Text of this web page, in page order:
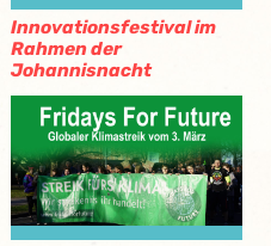
Innovationsfestival im
Rahmen der
Johannisnacht